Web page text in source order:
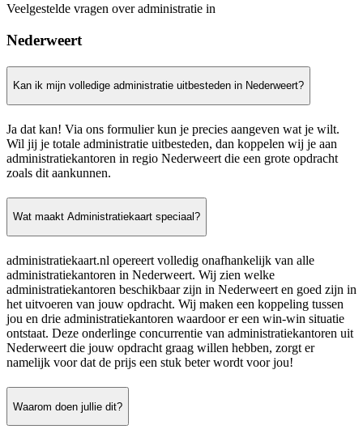
Veelgestelde vragen over administratie in
Nederweert
Kan ik mijn volledige administratie uitbesteden in Nederweert?
Ja dat kan! Via ons formulier kun je precies aangeven wat je wilt.
Wil jij je totale administratie uitbesteden, dan koppelen wij je aan
administratiekantoren in regio Nederweert die een grote opdracht
zoals dit aankunnen.
Wat maakt Administratiekaart speciaal?
administratiekaart.nl opereert volledig onafhankelijk van alle
administratiekantoren in Nederweert. Wij zien welke
administratiekantoren beschikbaar zijn in Nederweert en goed zijn in
het uitvoeren van jouw opdracht. Wij maken een koppeling tussen
jou en drie administratiekantoren waardoor er een win-win situatie
ontstaat. Deze onderlinge concurrentie van administratiekantoren uit
Nederweert die jouw opdracht graag willen hebben, zorgt er
namelijk voor dat de prijs een stuk beter wordt voor jou!
Waarom doen jullie dit?